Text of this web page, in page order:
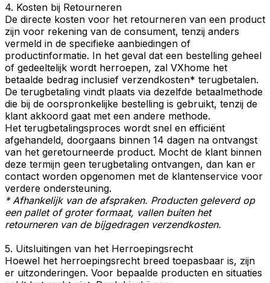
4. Kosten bij Retourneren
De directe kosten voor het retourneren van een product
zijn voor rekening van de consument, tenzij anders
vermeld in de specifieke aanbiedingen of
productinformatie. In het geval dat een bestelling geheel
of gedeeltelijk wordt herroepen, zal VXhome het
betaalde bedrag inclusief verzendkosten* terugbetalen.
De terugbetaling vindt plaats via dezelfde betaalmethode
die bij de oorspronkelijke bestelling is gebruikt, tenzij de
klant akkoord gaat met een andere methode.
Het terugbetalingsproces wordt snel en efficiënt
afgehandeld, doorgaans binnen 14 dagen na ontvangst
van het geretourneerde product. Mocht de klant binnen
deze termijn geen terugbetaling ontvangen, dan kan er
contact worden opgenomen met de klantenservice voor
verdere ondersteuning.
* Afhankelijk van de afspraken. Producten geleverd op
een pallet of groter formaat, vallen buiten het
retourneren van de bijgedragen verzendkosten.
5. Uitsluitingen van het Herroepingsrecht
Hoewel het herroepingsrecht breed toepasbaar is, zijn
er uitzonderingen. Voor bepaalde producten en situaties